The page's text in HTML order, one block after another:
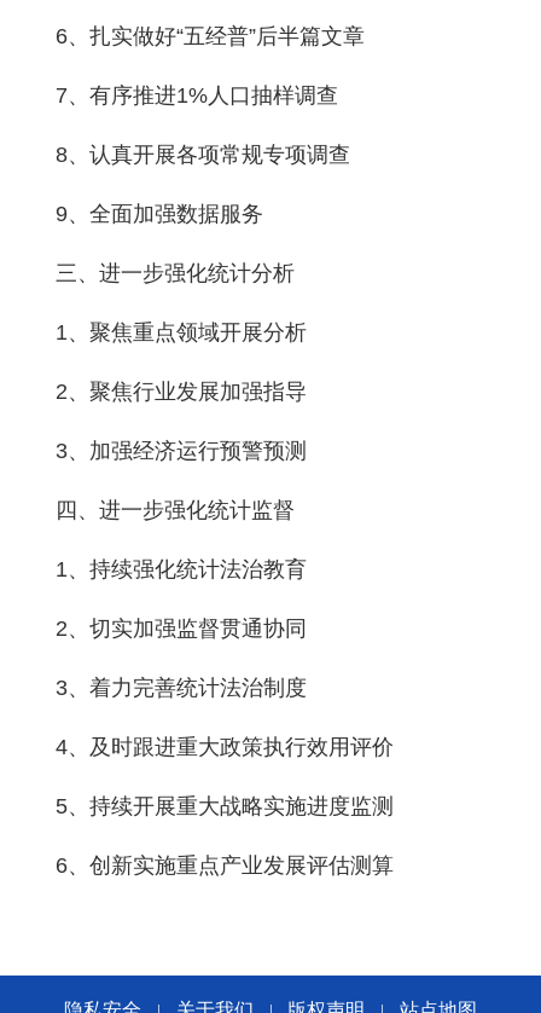
6、扎实做好“五经普”后半篇文章
7、有序推进1%人口抽样调查
8、认真开展各项常规专项调查
9、全面加强数据服务
三、进一步强化统计分析
1、聚焦重点领域开展分析
2、聚焦行业发展加强指导
3、加强经济运行预警预测
四、进一步强化统计监督
1、持续强化统计法治教育
2、切实加强监督贯通协同
3、着力完善统计法治制度
4、及时跟进重大政策执行效用评价
5、持续开展重大战略实施进度监测
6、创新实施重点产业发展评估测算